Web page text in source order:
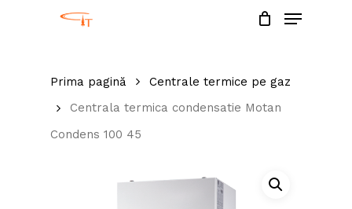
Menu
Prima pagină
Centrale termice pe gaz
Centrala termica condensatie Motan
Condens 100 45